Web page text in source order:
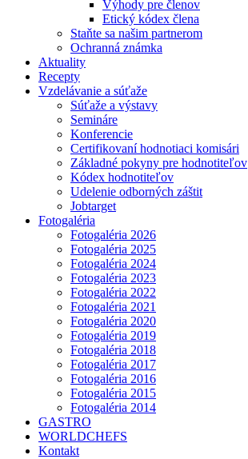
Výhody pre členov
Etický kódex člena
Staňte sa našim partnerom
Ochranná známka
Aktuality
Recepty
Vzdelávanie a súťaže
Súťaže a výstavy
Semináre
Konferencie
Certifikovaní hodnotiaci komisári
Základné pokyny pre hodnotiteľov
Kódex hodnotiteľov
Udelenie odborných záštit
Jobtarget
Fotogaléria
Fotogaléria 2026
Fotogaléria 2025
Fotogaléria 2024
Fotogaléria 2023
Fotogaléria 2022
Fotogaléria 2021
Fotogaléria 2020
Fotogaléria 2019
Fotogaléria 2018
Fotogaléria 2017
Fotogaléria 2016
Fotogaléria 2015
Fotogaléria 2014
GASTRO
WORLDCHEFS
Kontakt